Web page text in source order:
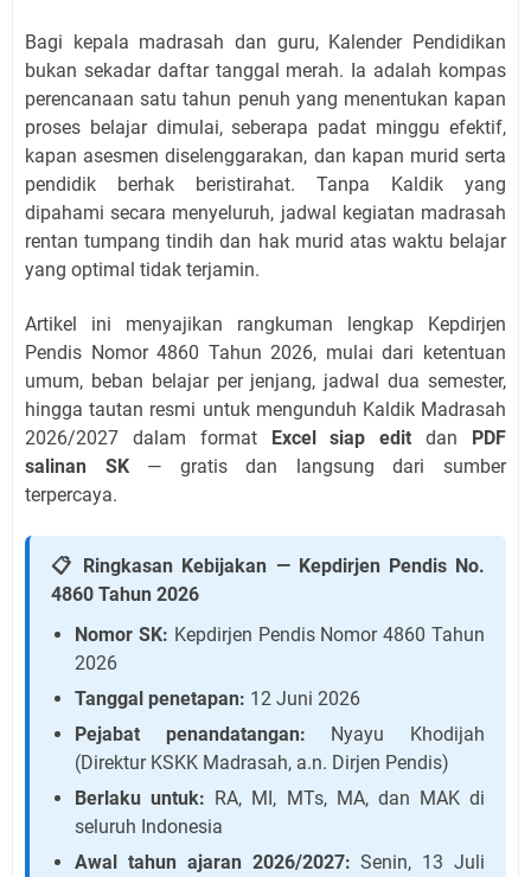
Bagi kepala madrasah dan guru, Kalender Pendidikan
bukan sekadar daftar tanggal merah. Ia adalah kompas
perencanaan satu tahun penuh yang menentukan kapan
proses belajar dimulai, seberapa padat minggu efektif,
kapan asesmen diselenggarakan, dan kapan murid serta
pendidik berhak beristirahat. Tanpa Kaldik yang
dipahami secara menyeluruh, jadwal kegiatan madrasah
rentan tumpang tindih dan hak murid atas waktu belajar
yang optimal tidak terjamin.
Artikel ini menyajikan rangkuman lengkap Kepdirjen
Pendis Nomor 4860 Tahun 2026, mulai dari ketentuan
umum, beban belajar per jenjang, jadwal dua semester,
hingga tautan resmi untuk mengunduh Kaldik Madrasah
2026/2027 dalam format Excel siap edit dan PDF
salinan SK— gratis dan langsung dari sumber
terpercaya.
📋 Ringkasan Kebijakan — Kepdirjen Pendis No.
4860 Tahun 2026
Nomor SK: Kepdirjen Pendis Nomor 4860 Tahun
2026
Tanggal penetapan: 12 Juni 2026
Pejabat penandatangan: Nyayu Khodijah
(Direktur KSKK Madrasah, a.n. Dirjen Pendis)
Berlaku untuk: RA, MI, MTs, MA, dan MAK di
seluruh Indonesia
Awal tahun ajaran 2026/2027: Senin, 13 Juli